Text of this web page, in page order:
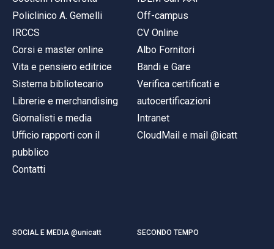
Policlinico A. Gemelli
IRCCS
Corsi e master online
Vita e pensiero editrice
Sistema bibliotecario
Librerie e merchandising
Giornalisti e media
Ufficio rapporti con il
pubblico
Contatti
Off-campus
CV Online
Albo Fornitori
Bandi e Gare
Verifica certificati e
autocertificazioni
Intranet
CloudMail e mail @icatt
SOCIAL E MEDIA @unicatt SECONDO TEMPO